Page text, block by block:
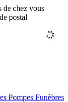
de chez vous
postal
Pompes Funèbres